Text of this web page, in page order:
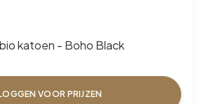
katoen - Boho Black
VOOR PRIJZEN